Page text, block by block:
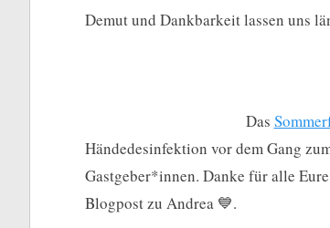
Demut und Dankbarkeit lassen uns
Das
Händedesinfektion vor dem Gang
Gastgeber*innen. Danke für alle
Blogpost zu Andrea 💙.